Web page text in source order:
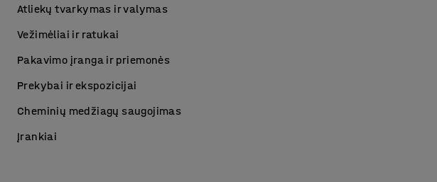
Atliekų tvarkymas ir valymas
Vežimėliai ir ratukai
Pakavimo įranga ir priemonės
Prekybai ir ekspozicijai
Cheminių medžiagų saugojimas
Įrankiai